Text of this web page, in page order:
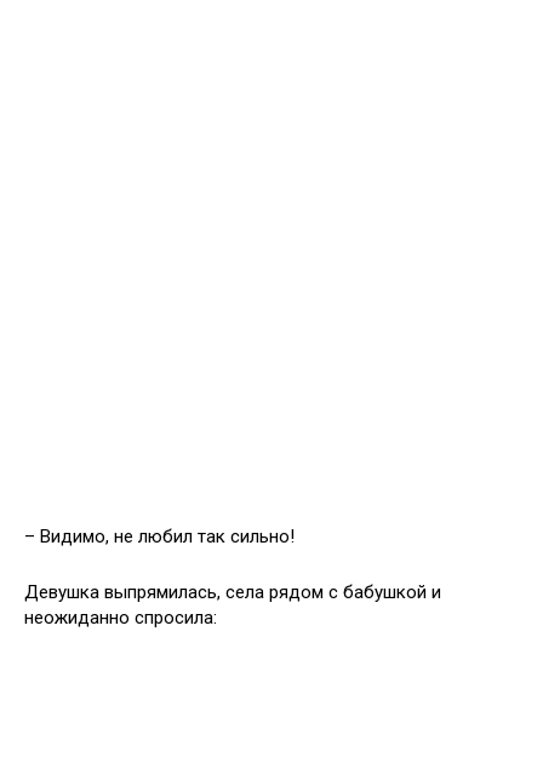
– Видимо, не любил так сильно!
Девушка выпрямилась, села рядом с бабушкой и
неожиданно спросила: